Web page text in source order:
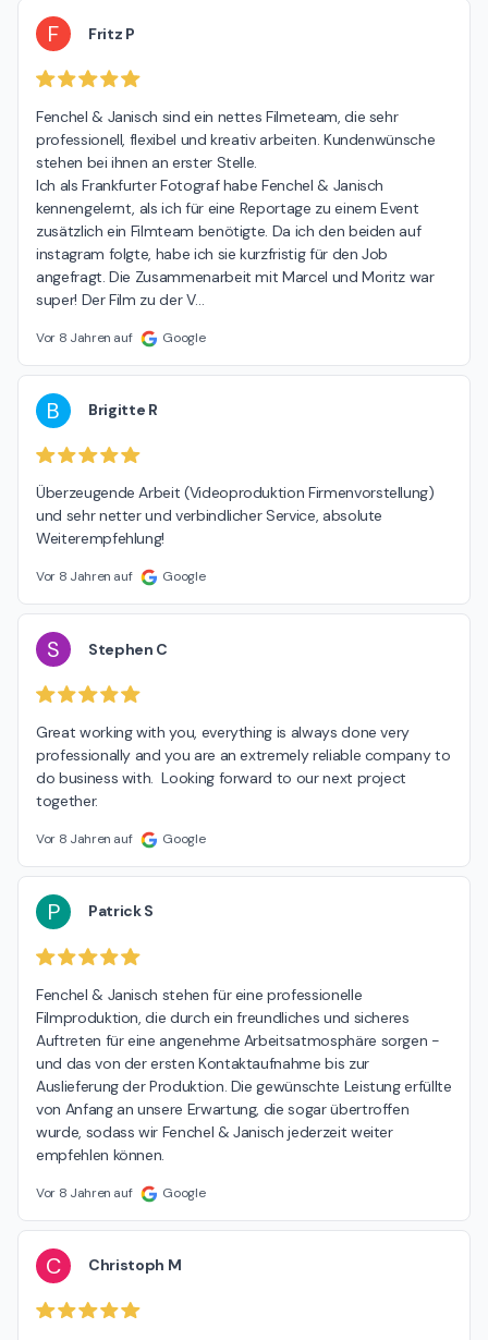
F Fritz P
Fenchel & Janisch sind ein nettes Filmeteam, die sehr
professionell, flexibel und kreativ arbeiten. Kundenwünsche
stehen bei ihnen an erster Stelle.
Ich als Frankfurter Fotograf habe Fenchel & Janisch
kennengelernt, als ich für eine Reportage zu einem Event
zusätzlich ein Filmteam benötigte. Da ich den beiden auf
instagram folgte, habe ich sie kurzfristig für den Job
angefragt. Die Zusammenarbeit mit Marcel und Moritz war
super! Der Film zu der V…
Vor 8 Jahren auf Google
B Brigitte R
Überzeugende Arbeit (Videoproduktion Firmenvorstellung)
und sehr netter und verbindlicher Service, absolute
Weiterempfehlung!
Vor 8 Jahren auf Google
S Stephen C
Great working with you, everything is always done very
professionally and you are an extremely reliable company to
do business with.  Looking forward to our next project
together.
Vor 8 Jahren auf Google
P Patrick S
Fenchel & Janisch stehen für eine professionelle
Filmproduktion, die durch ein freundliches und sicheres
Auftreten für eine angenehme Arbeitsatmosphäre sorgen -
und das von der ersten Kontaktaufnahme bis zur
Auslieferung der Produktion. Die gewünschte Leistung erfüllte
von Anfang an unsere Erwartung, die sogar übertroffen
wurde, sodass wir Fenchel & Janisch jederzeit weiter
empfehlen können.
Vor 8 Jahren auf Google
C Christoph M